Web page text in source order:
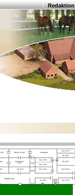
Redaktion